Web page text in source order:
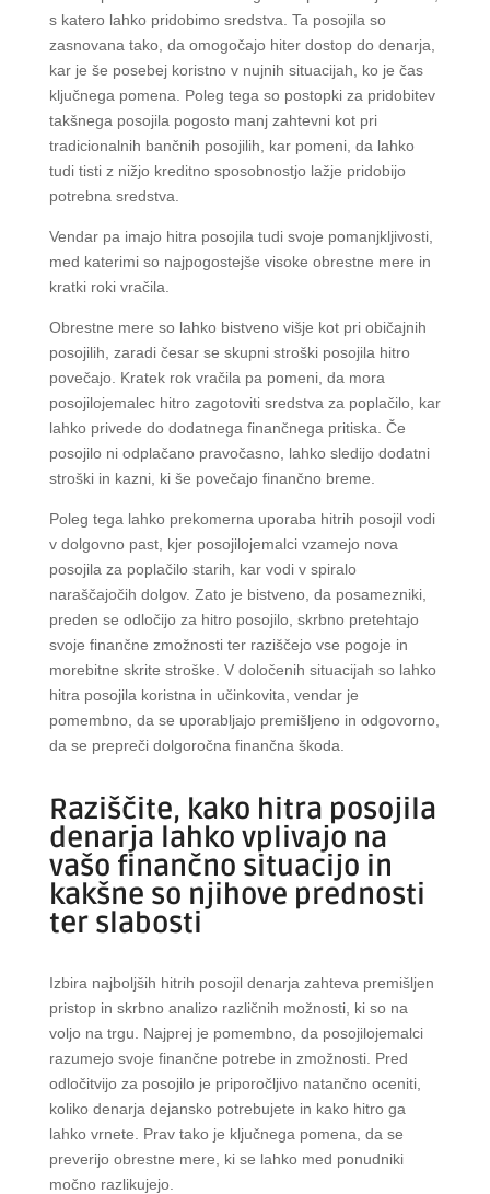
s katero lahko pridobimo sredstva. Ta posojila so
zasnovana tako, da omogočajo hiter dostop do denarja,
kar je še posebej koristno v nujnih situacijah, ko je čas
ključnega pomena. Poleg tega so postopki za pridobitev
takšnega posojila pogosto manj zahtevni kot pri
tradicionalnih bančnih posojilih, kar pomeni, da lahko
tudi tisti z nižjo kreditno sposobnostjo lažje pridobijo
potrebna sredstva.
Vendar pa imajo hitra posojila tudi svoje pomanjkljivosti,
med katerimi so najpogostejše visoke obrestne mere in
kratki roki vračila.
Obrestne mere so lahko bistveno višje kot pri običajnih
posojilih, zaradi česar se skupni stroški posojila hitro
povečajo. Kratek rok vračila pa pomeni, da mora
posojilojemalec hitro zagotoviti sredstva za poplačilo, kar
lahko privede do dodatnega finančnega pritiska. Če
posojilo ni odplačano pravočasno, lahko sledijo dodatni
stroški in kazni, ki še povečajo finančno breme.
Poleg tega lahko prekomerna uporaba hitrih posojil vodi
v dolgovno past, kjer posojilojemalci vzamejo nova
posojila za poplačilo starih, kar vodi v spiralo
naraščajočih dolgov. Zato je bistveno, da posamezniki,
preden se odločijo za hitro posojilo, skrbno pretehtajo
svoje finančne zmožnosti ter raziščejo vse pogoje in
morebitne skrite stroške. V določenih situacijah so lahko
hitra posojila koristna in učinkovita, vendar je
pomembno, da se uporabljajo premišljeno in odgovorno,
da se prepreči dolgoročna finančna škoda.
Raziščite, kako hitra posojila
denarja lahko vplivajo na
vašo finančno situacijo in
kakšne so njihove prednosti
ter slabosti
Izbira najboljših hitrih posojil denarja zahteva premišljen
pristop in skrbno analizo različnih možnosti, ki so na
voljo na trgu. Najprej je pomembno, da posojilojemalci
razumejo svoje finančne potrebe in zmožnosti. Pred
odločitvijo za posojilo je priporočljivo natančno oceniti,
koliko denarja dejansko potrebujete in kako hitro ga
lahko vrnete. Prav tako je ključnega pomena, da se
preverijo obrestne mere, ki se lahko med ponudniki
močno razlikujejo.